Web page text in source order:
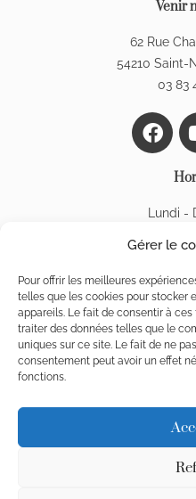
Gérer le
Pour offrir les meilleures
telles que les cookies pour stocker
appareils. Le fait de consentir à
traiter des données telles que le
uniques sur ce site. Le fait de ne
consentement peut avoir un effet
fonctions.
Venir
62 Rue
54210 Saint-
03 83
F
a
o
o
Lundi -
Fermé le 24, 25 et 31
Les animaux domestiques